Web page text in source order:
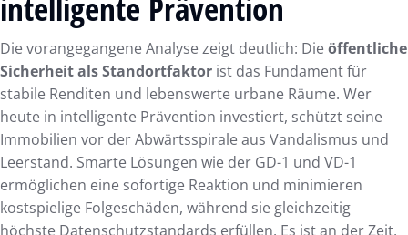
intelligente Prävention
Die vorangegangene Analyse zeigt deutlich: Dieöffentliche
Sicherheit als Standortfaktor ist das Fundament für
stabile Renditen und lebenswerte urbane Räume. Wer
heute in intelligente Prävention investiert, schützt seine
Immobilien vor der Abwärtsspirale aus Vandalismus und
Leerstand. Smarte Lösungen wie der GD-1 und VD-1
ermöglichen eine sofortige Reaktion und minimieren
kostspielige Folgeschäden, während sie gleichzeitig
höchste Datenschutzstandards erfüllen. Es ist an der Zeit,